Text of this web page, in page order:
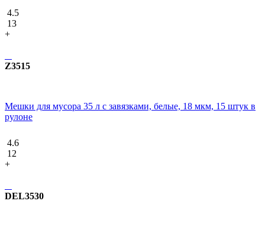
4.5
13
+
Z3515
Мешки для мусора 35 л с завязками, белые, 18 мкм, 15 штук в
рулоне
4.6
12
+
DEL3530